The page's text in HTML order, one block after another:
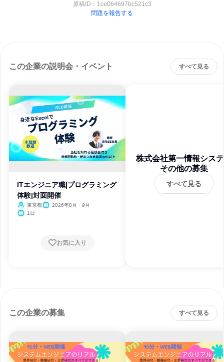
原稿ID： 1ce064697bc521c3
問題を報告する
この企業の説明会・イベント すべて見る
ITエンジニア職|プログラミング
体験|対面開催
東京都
2026年8月・9月
1日
お気に入り
株式会社第一情報シス
ズ
その他の募集
すべて見る
この企業の募集 すべて見る